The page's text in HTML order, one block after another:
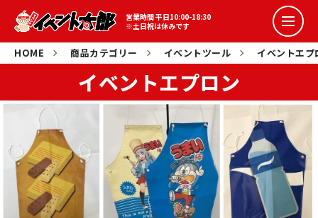
営業時間 平日10:00-18:30
※土日祝は休みです
集客イベント
盛り上げイベント
詰め放題イベント
コラボイベント
HOME 商品カテゴリー イベントツール イベントエプ
イベントエプロン